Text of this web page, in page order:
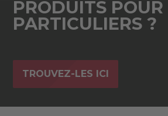
PRODUITS POUR
PARTICULIERS ?
TROUVEZ-LES ICI